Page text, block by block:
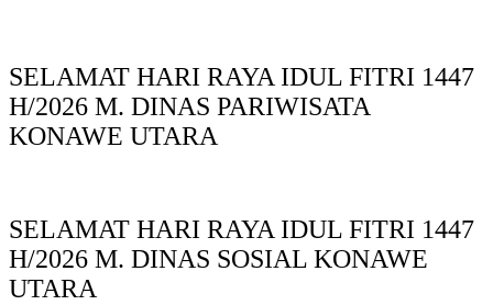
SELAMAT HARI RAYA IDUL FITRI 1447
H/2026 M. DINAS PARIWISATA
KONAWE UTARA
SELAMAT HARI RAYA IDUL FITRI 1447
H/2026 M. DINAS SOSIAL KONAWE
UTARA